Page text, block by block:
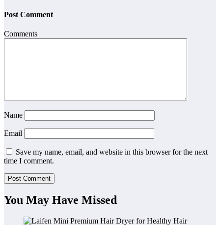
Post Comment
Comments
Name
Email
Save my name, email, and website in this browser for the next
time I comment.
You May Have Missed